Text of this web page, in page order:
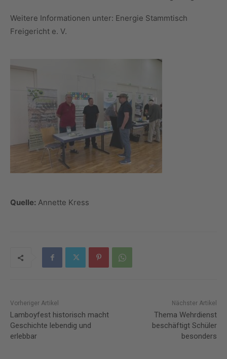
Weitere Informationen unter: Energie Stammtisch
Freigericht e. V.
Quelle: Annette Kress
Vorheriger Artikel
Lamboyfest historisch macht
Geschichte lebendig und
erlebbar
Nächster Artikel
Thema Wehrdienst
beschäftigt Schüler
besonders